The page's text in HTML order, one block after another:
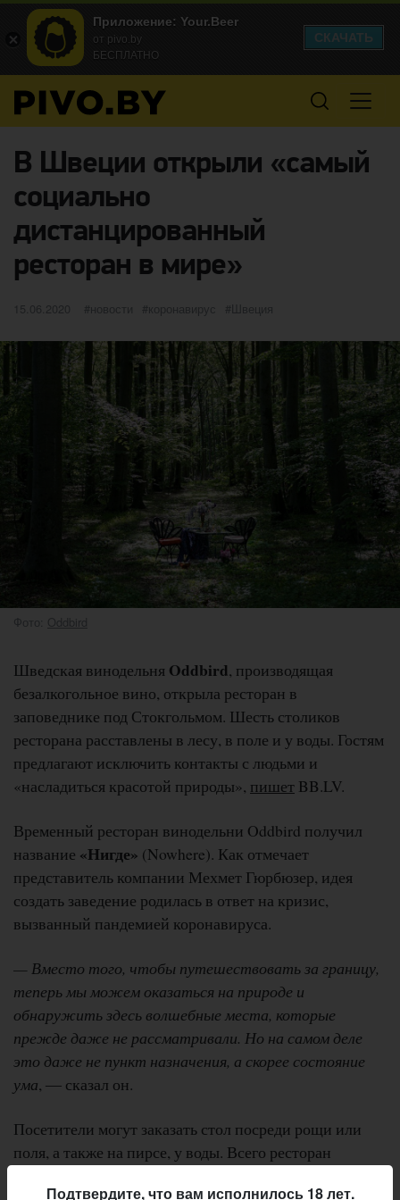
В Швеции открыли «самый
социально
дистанцированный
ресторан в мире»
Опубликовано
15.06.2020 категории
новости Метки
коронавирус Швеция
Фото: Oddbird
Шведская винодельня Oddbird, производящая
безалкогольное вино, открыла ресторан в
заповеднике под Стокгольмом. Шесть столиков
ресторана расставлены в лесу, в поле и у воды. Гостям
предлагают исключить контакты с людьми и
«насладиться красотой природы», пишет BB.LV.
Временный ресторан винодельни Oddbird получил
название «Нигде» (Nowhere). Как отмечает
представитель компании Мехмет Гюрбюзер, идея
создать заведение родилась в ответ на кризис,
вызванный пандемией коронавируса.
— Вместо того, чтобы путешествовать за границу,
теперь мы можем оказаться на природе и
обнаружить здесь волшебные места, которые
прежде даже не рассматривали. Но на самом деле
это даже не пункт назначения, а скорее состояние
ума, ― сказал он.
Посетители могут заказать стол посреди рощи или
поля, а также на пирсе, у воды. Всего ресторан
Подтвердите, что вам исполнилось 18 лет.
Приложение: Your.Beer
от pivo.by
БЕСПЛАТНО
СКАЧАТЬ